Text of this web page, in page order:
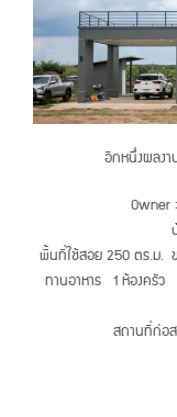
อีกหนึ่งผลง
พื้นที่ใช้สอย 250 ตร.ม.
ทานอาหาร 1 ห้องครัว
สถานที่ก่อ